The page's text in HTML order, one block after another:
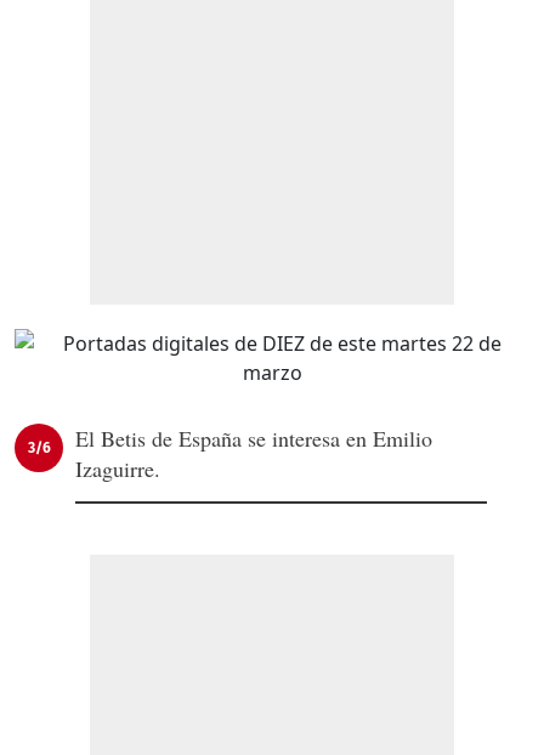
3/6
El Betis de España se interesa en Emilio
Izaguirre.